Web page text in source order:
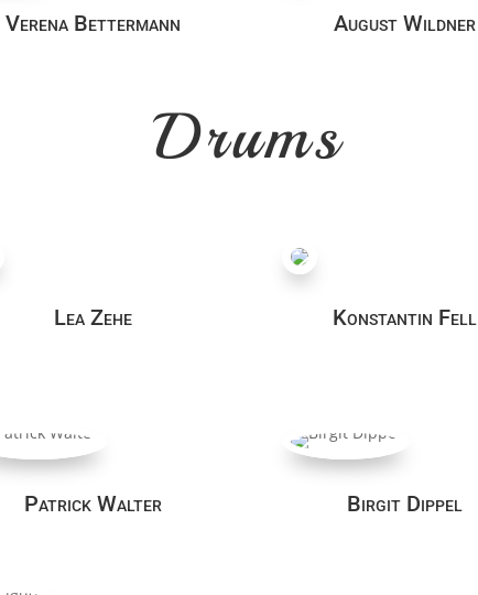
Verena Bettermann August Wildner
Drums
Lea Zehe Konstantin Fell
Patrick Walter Birgit Dippel